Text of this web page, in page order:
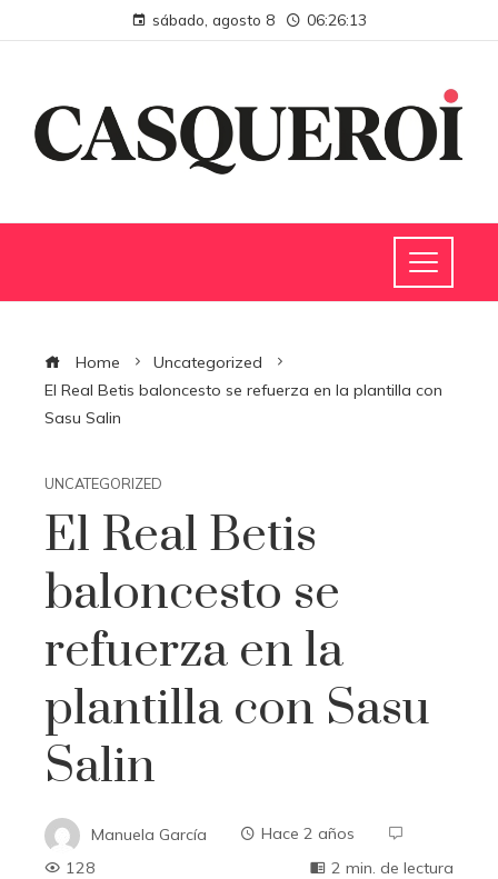
sábado, agosto 8 06:26:14
Home
Uncategorized
El Real Betis baloncesto se refuerza en la plantilla con
Sasu Salin
UNCATEGORIZED
El Real Betis
baloncesto se
refuerza en la
plantilla con Sasu
Salin
Manuela García
Hace 2 años
128
2 min. de lectura